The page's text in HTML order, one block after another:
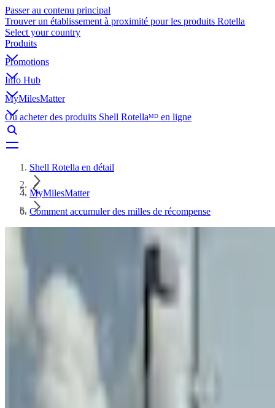
Passer au contenu principal
Trouver un établissement à proximité pour les produits Rotella
Select your country
Produits
Promotions
Info Hub
MyMilesMatter
Où acheter des produits Shell Rotellaᴹᴰ en ligne
Shell Rotella en détail
MyMilesMatter
Comment accumuler des milles de récompense